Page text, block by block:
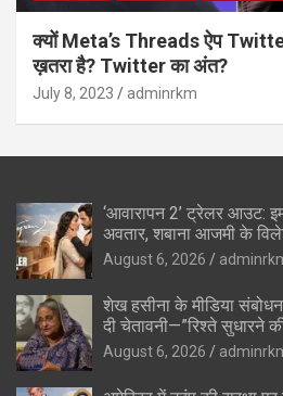
क्यों Meta’s Threads ऐप
ख़तरा है? Twitter का अंत?
July 8, 2023 adminrkm
‘आवारापन 2’ ट्रेलर आउट:
अवतार, शबाना आजमी के
August 6, 2026
शेख हसीना के मीडिया
दी चेतावनी—”रिश्ते सुधारने
August 6, 2026